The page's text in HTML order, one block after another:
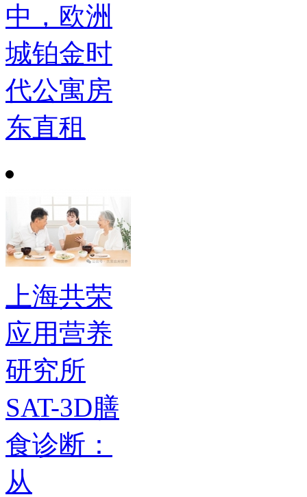
中，欧洲
城铂金时
代公寓房
东直租
上海共荣
应用营养
研究所
SAT-3D膳
食诊断：
从